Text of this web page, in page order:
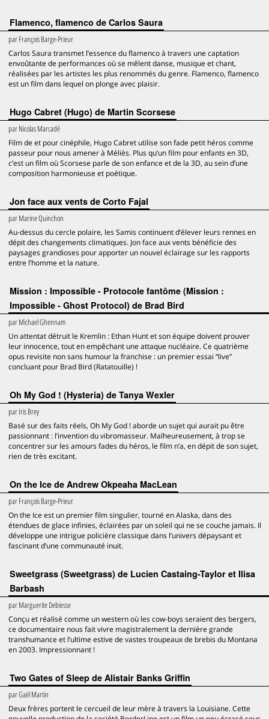
Flamenco, flamenco de Carlos Saura
parFrançois Barge-Prieur
Carlos Saura transmet l’essence du flamenco à travers une captation
envoûtante de performances où se mêlent danse, musique et chant,
réalisées par les artistes les plus renommés du genre. Flamenco, flamenco
est un film dans lequel on plonge avec plaisir.
Hugo Cabret (Hugo) de Martin Scorsese
parNicolas Marcadé
Film de et pour cinéphile, Hugo Cabret utilise son fade petit héros comme
passeur pour nous amener à Méliès. Plus qu’un film pour enfants en 3D,
c’est un film où Scorsese parle de son enfance et de la 3D, au sein d’une
composition harmonieuse et poétique.
Jon face aux vents de Corto Fajal
parMarine Quinchon
Au-dessus du cercle polaire, les Samis continuent d’élever leurs rennes en
dépit des changements climatiques. Jon face aux vents bénéficie des
paysages grandioses pour apporter un nouvel éclairage sur les rapports
entre l’homme et la nature.
Mission : Impossible - Protocole fantôme (Mission :
Impossible - Ghost Protocol) de Brad Bird
parMichael Ghennam
Un attentat détruit le Kremlin : Ethan Hunt et son équipe doivent prouver
leur innocence, tout en empêchant une attaque nucléaire. Ce quatrième
opus revisite non sans humour la franchise : un premier essai “live”
concluant pour Brad Bird (Ratatouille) !
Oh My God ! (Hysteria) de Tanya Wexler
parIris Brey
Basé sur des faits réels, Oh My God ! aborde un sujet qui aurait pu être
passionnant : l’invention du vibromasseur. Malheureusement, à trop se
concentrer sur les amours fades du héros, le film n’a, en dépit de son sujet,
rien de très excitant.
On the Ice de Andrew Okpeaha MacLean
parFrançois Barge-Prieur
On the Ice est un premier film singulier, tourné en Alaska, dans des
étendues de glace infinies, éclairées par un soleil qui ne se couche jamais. Il
développe une intrigue policière classique dans l’univers dépaysant et
fascinant d’une communauté inuit.
Sweetgrass (Sweetgrass) de Lucien Castaing-Taylor et Ilisa
Barbash
parMarguerite Debiesse
Conçu et réalisé comme un western où les cow-boys seraient des bergers,
ce documentaire nous fait vivre magistralement la dernière grande
transhumance et l’ultime estive de vastes troupeaux de brebis du Montana
en 2003. Impressionnant !
Two Gates of Sleep de Alistair Banks Griffin
parGaël Martin
Deux frères portent le cercueil de leur mère à travers la Louisiane. Cette